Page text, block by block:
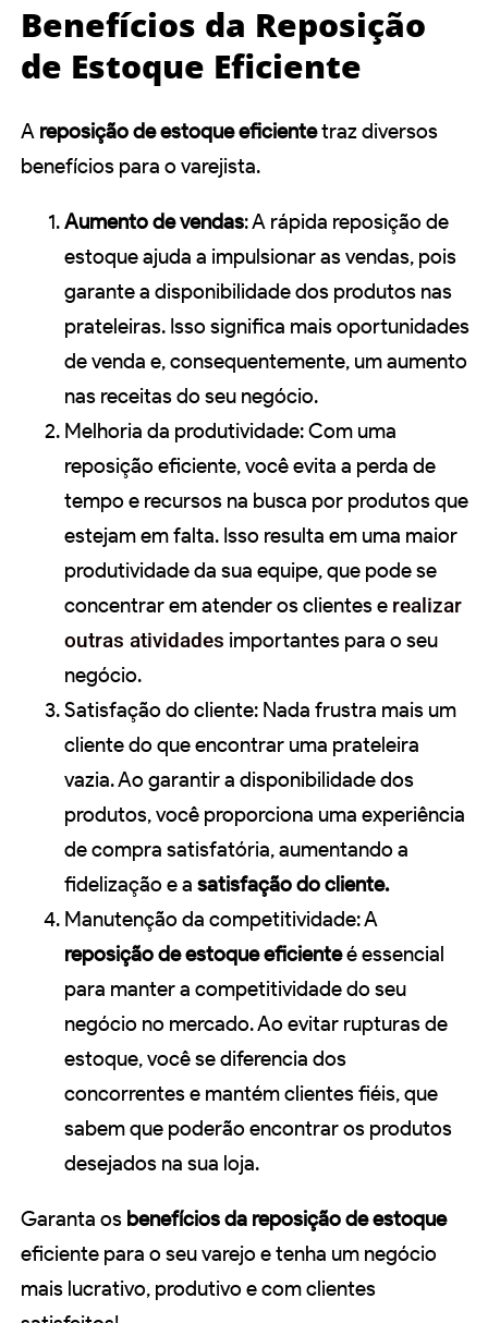
Benefícios da Reposição
de Estoque Eficiente
A reposição de estoque eficientetraz diversos
benefícios para o varejista.
Aumento de vendas: A rápida reposição de
estoque ajuda a impulsionar as vendas, pois
garante a disponibilidade dos produtos nas
prateleiras. Isso significa mais oportunidades
de venda e, consequentemente, um aumento
nas receitas do seu negócio.
Melhoria da produtividade: Com uma
reposição eficiente, você evita a perda de
tempo e recursos na busca por produtos que
estejam em falta. Isso resulta em uma maior
produtividade da sua equipe, que pode se
concentrar em atender os clientes e realizar
outras atividades importantes para o seu
negócio.
Satisfação do cliente: Nada frustra mais um
cliente do que encontrar uma prateleira
vazia. Ao garantir a disponibilidade dos
produtos, você proporciona uma experiência
de compra satisfatória, aumentando a
fidelização e a satisfação do cliente.
Manutenção da competitividade: A
reposição de estoque eficienteé essencial
para manter a competitividade do seu
negócio no mercado. Ao evitar rupturas de
estoque, você se diferencia dos
concorrentes e mantém clientes fiéis, que
sabem que poderão encontrar os produtos
desejados na sua loja.
Garanta os benefícios da reposição de estoque
eficiente para o seu varejo e tenha um negócio
mais lucrativo, produtivo e com clientes